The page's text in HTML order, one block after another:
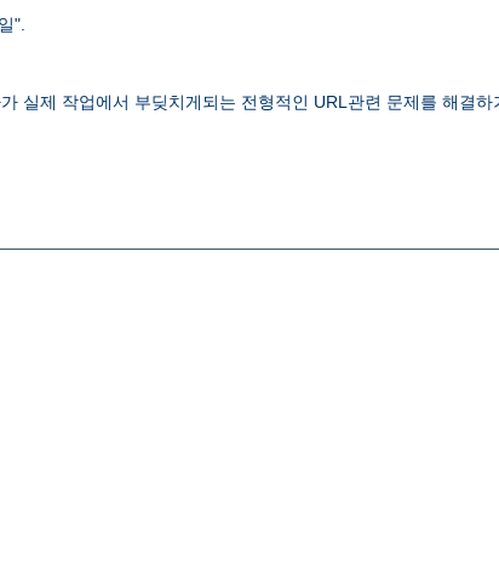
".
실제 작업에서 부딪치게되는 전형적인 URL관련 문제를 해결하